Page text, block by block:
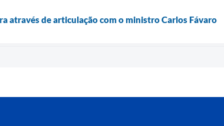
através de articulação com o ministro Carlos Fávaro